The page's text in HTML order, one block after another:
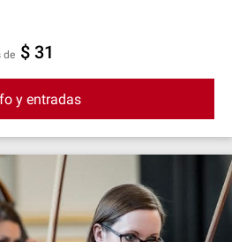
de $ 31
y entradas